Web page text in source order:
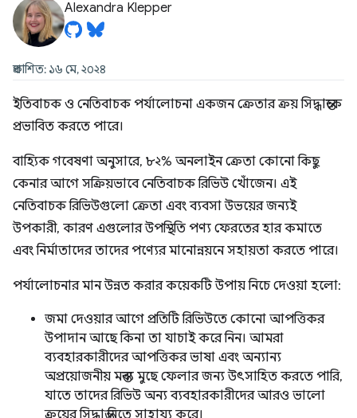
Alexandra Klepper
প্রকাশিত: ১৬ মে, ২০২৪
ইতিবাচক ও নেতিবাচক পর্যালোচনা একজন ক্রেতার ক্রয় সিদ্ধান্তকে
প্রভাবিত করতে পারে।
বাহ্যিক গবেষণা অনুসারে, ৮২% অনলাইন ক্রেতা কোনো কিছু
কেনার আগে সক্রিয়ভাবে নেতিবাচক রিভিউ খোঁজেন। এই
নেতিবাচক রিভিউগুলো ক্রেতা এবং ব্যবসা উভয়ের জন্যই
উপকারী, কারণ এগুলোর উপস্থিতি পণ্য ফেরতের হার কমাতে
এবং নির্মাতাদের তাদের পণ্যের মানোন্নয়নে সহায়তা করতে পারে।
পর্যালোচনার মান উন্নত করার কয়েকটি উপায় নিচে দেওয়া হলো:
জমা দেওয়ার আগে প্রতিটি রিভিউতে কোনো আপত্তিকর
উপাদান আছে কিনা তা যাচাই করে নিন। আমরা
ব্যবহারকারীদের আপত্তিকর ভাষা এবং অন্যান্য
অপ্রয়োজনীয় মন্তব্য মুছে ফেলার জন্য উৎসাহিত করতে পারি,
যাতে তাদের রিভিউ অন্য ব্যবহারকারীদের আরও ভালো
ক্রয়ের সিদ্ধান্ত নিতে সাহায্য করে।